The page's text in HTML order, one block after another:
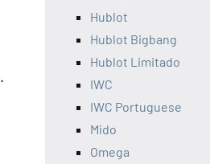
.
Hublot
Hublot Bigbang
Hublot Limitado
IWC
IWC Portuguese
Mido
Omega